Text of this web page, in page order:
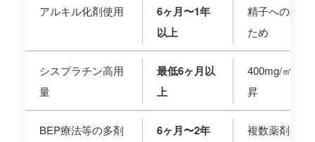
アルキル化剤使用
6ヶ月〜1年
以上
精子への影響
ため
シスプラチン高用
量
最低6ヶ月以
上
400mg/㎡以
昇
BEP療法等の多剤
6ヶ月〜2年
複数薬剤の相